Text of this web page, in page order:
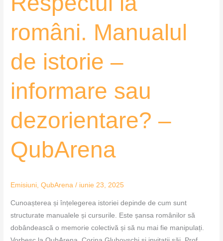
români. Manualul
de istorie –
informare sau
dezorientare? –
QubArena
Emisiuni,QubArena / iunie 23, 2025
Cunoașterea și înțelegerea istoriei depinde de cum sunt
structurate manualele și cursurile. Este șansa românilor să
dobândească o memorie colectivă și să nu mai fie manipulați.
QubArena